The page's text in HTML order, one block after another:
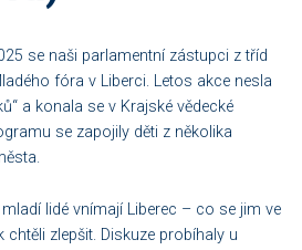
se naši parlamentní zástupci z tříd
fóra v Liberci. Letos akce nesla
a konala se v Krajské vědecké
se zapojily děti z několika
lidé vnímají Liberec – co se jim ve
zlepšit. Diskuze probíhaly u